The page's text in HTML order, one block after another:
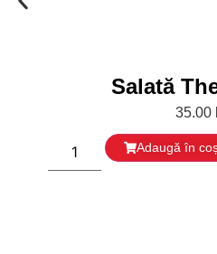
Salată
35.00
Adaugă în